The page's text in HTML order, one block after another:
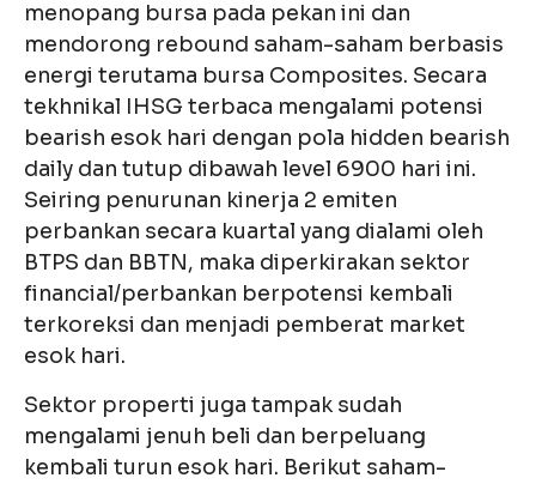
menopang bursa pada pekan ini dan
mendorong rebound saham-saham berbasis
energi terutama bursa Composites. Secara
tekhnikal IHSG terbaca mengalami potensi
bearish esok hari dengan pola hidden bearish
daily dan tutup dibawah level 6900 hari ini.
Seiring penurunan kinerja 2 emiten
perbankan secara kuartal yang dialami oleh
BTPS dan BBTN, maka diperkirakan sektor
financial/perbankan berpotensi kembali
terkoreksi dan menjadi pemberat market
esok hari.
Sektor properti juga tampak sudah
mengalami jenuh beli dan berpeluang
kembali turun esok hari. Berikut saham-